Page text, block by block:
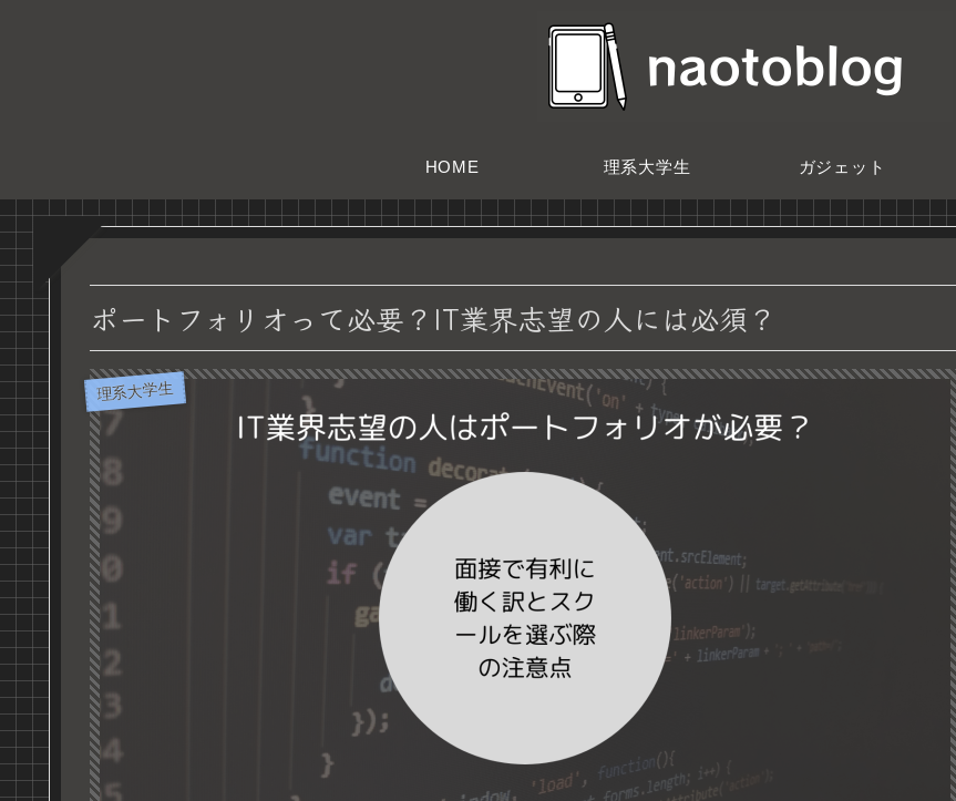
HOME 理系大学生 ガジェット
ポートフォリオって必要？IT業界志望の人には必須？
理系大学生